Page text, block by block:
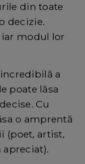
din toate
decizie.
iar modul lor
a
poate lăsa
Cu
o amprentă
(poet, artist,